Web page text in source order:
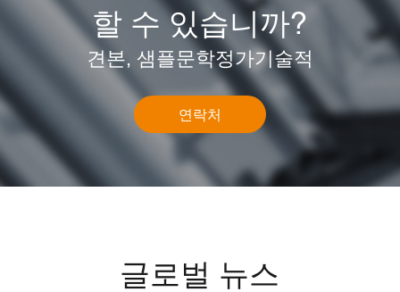
할 수 있습니까?
견본, 샘플문학정가기술적
연락처
글로벌 뉴스